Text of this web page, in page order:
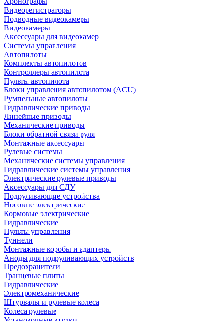
Видеорегистраторы
Подводные видеокамеры
Видеокамеры
Аксессуары для видеокамер
Системы управления
Автопилоты
Комплекты автопилотов
Контроллеры автопилота
Пульты автопилота
Блоки управления автопилотом (ACU)
Румпельные автопилоты
Гидравлические приводы
Линейные приводы
Механические приводы
Блоки обратной связи руля
Монтажные аксессуары
Рулевые системы
Механические системы управления
Гидравлические системы управления
Электрические рулевые приводы
Аксессуары для СДУ
Подруливающие устройства
Носовые электрические
Кормовые электрические
Гидравлические
Пульты управления
Туннели
Монтажные коробы и адаптеры
Аноды для подруливающих устройств
Предохранители
Транцевые плиты
Гидравлические
Электромеханические
Штурвалы и рулевые колеса
Колеса рулевые